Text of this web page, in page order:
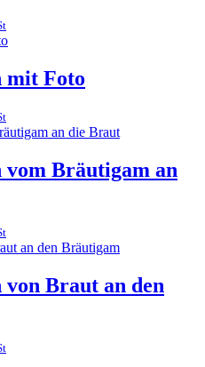
mit Foto
vom Bräutigam an
von Braut an den